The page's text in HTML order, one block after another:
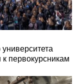
университета
первокурсникам